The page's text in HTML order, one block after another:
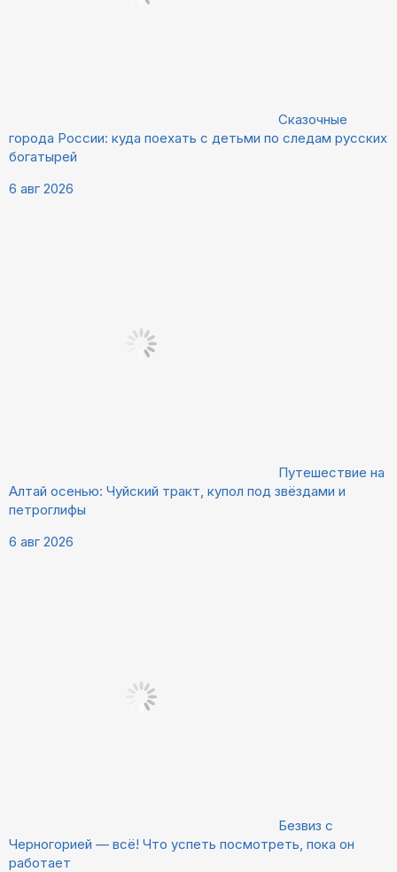
Сказочные
города России: куда поехать с детьми по следам русских
богатырей
6 авг 2026
Путешествие на
Алтай осенью: Чуйский тракт, купол под звёздами и
петроглифы
6 авг 2026
Безвиз с
Черногорией — всё! Что успеть посмотреть, пока он
работает